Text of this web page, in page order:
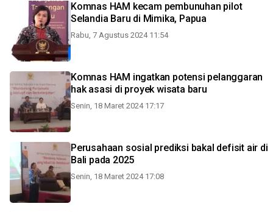
Komnas HAM kecam pembunuhan pilot
Selandia Baru di Mimika, Papua
Rabu, 7 Agustus 2024 11:54
Komnas HAM ingatkan potensi pelanggaran
hak asasi di proyek wisata baru
Senin, 18 Maret 2024 17:17
Perusahaan sosial prediksi bakal defisit air di
Bali pada 2025
Senin, 18 Maret 2024 17:08